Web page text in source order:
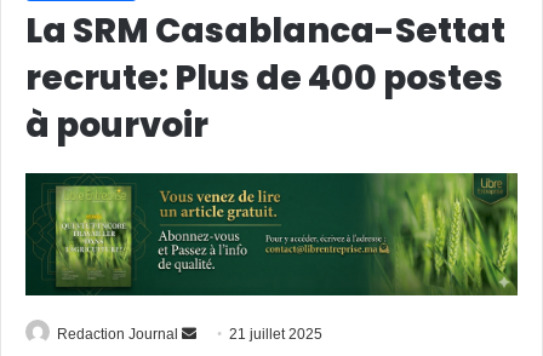
La SRM Casablanca-Settat
recrute: Plus de 400 postes
à pourvoir
Redaction Journal
Envoyer21 juillet 2025